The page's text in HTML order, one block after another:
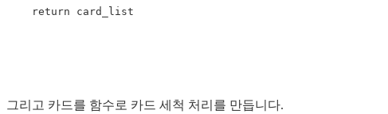
    return card_list
그리고 카드를 함수로 카드 세척 처리를 만듭니다.